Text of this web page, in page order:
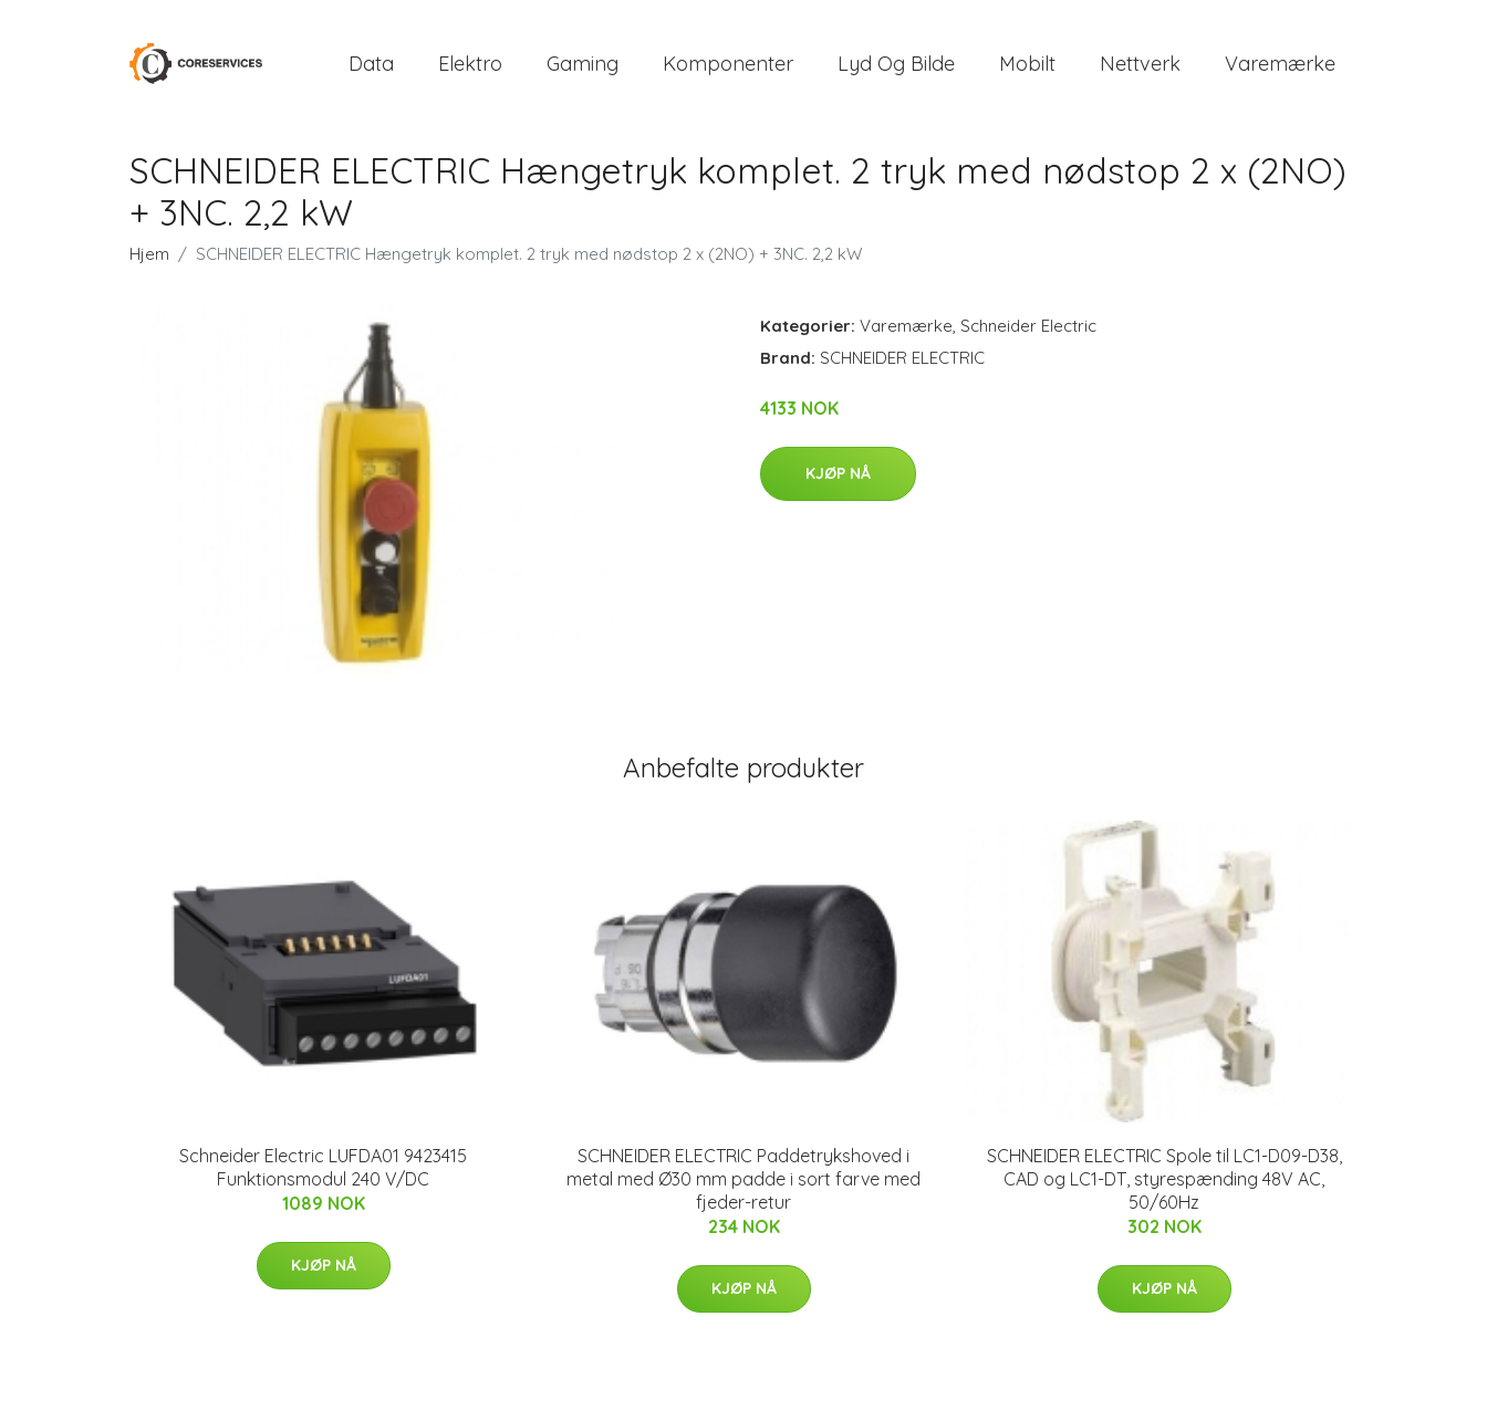
Data Elektro Gaming Komponenter Lyd Og Bilde Mobilt Nettverk Varemærke
SCHNEIDER ELECTRIC Hængetryk komplet. 2 tryk med nødstop 2 x (2NO)
+ 3NC. 2,2 kW
Hjem SCHNEIDER ELECTRIC Hængetryk komplet. 2 tryk med nødstop 2 x (2NO) + 3NC. 2,2 kW
Kategorier: Varemærke, Schneider Electric
Brand: SCHNEIDER ELECTRIC
4133 NOK
KJØP NÅ
Anbefalte produkter
Schneider Electric LUFDA01 9423415
Funktionsmodul 240 V/DC
1089 NOK
KJØP NÅ
SCHNEIDER ELECTRIC Paddetrykshoved i
metal med Ø30 mm padde i sort farve med
fjeder-retur
234 NOK
KJØP NÅ
SCHNEIDER ELECTRIC Spole til LC1-D09-D38,
CAD og LC1-DT, styrespænding 48V AC,
50/60Hz
302 NOK
KJØP NÅ